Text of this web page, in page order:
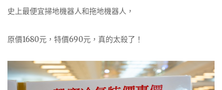
史上最便宜掃地機器人和拖地機器人，
原價1680元，特價690元，真的太殺了！